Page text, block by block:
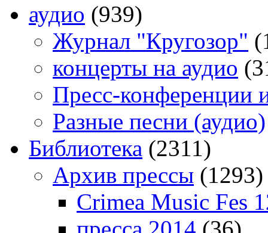
аудио (939)
Журнал "Кругозор"
концерты на аудио
Пресс-конференции
Разные песни (аудио)
Библиотека (2311)
Архив прессы (1293)
Crimea Music Fes